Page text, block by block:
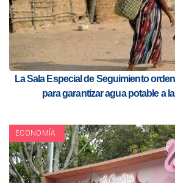
La Sala Especial de Seguimiento
para garantizar agua potable a
ECONOMÍA